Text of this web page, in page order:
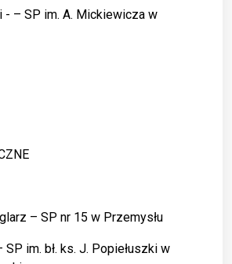
- – SP im. A. Mickiewicza w
– SP nr 15 w Przemysłu
SP im. bł. ks. J. Popiełuszki w